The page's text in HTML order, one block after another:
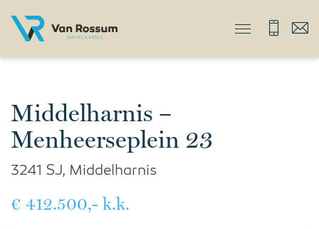
Middelharnis –
Menheerseplein 23
3241 SJ, Middelharnis
€ 412.500,- k.k.